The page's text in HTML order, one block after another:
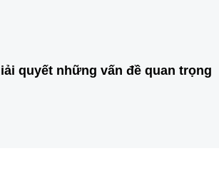
quyết những vấn đề quan trọng